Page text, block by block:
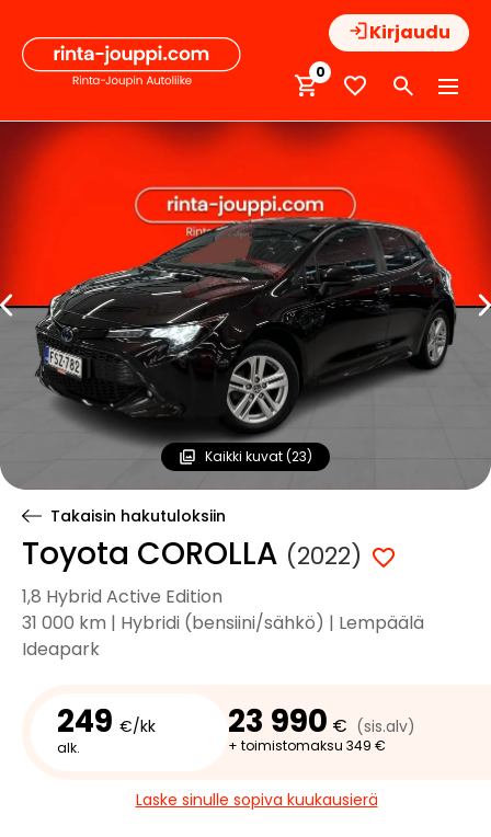
sisältöön
Kirjaudu
0
Kaikki kuvat (23)
Takaisin hakutuloksiin
Toyota COROLLA (2022)
1,8 Hybrid Active Edition
31 000 km | Hybridi (bensiini/sähkö) | Lempäälä
Ideapark
249 €/kk
alk.
23 990 € (sis.alv)
+ toimistomaksu 349 €
Laske sinulle sopiva kuukausierä